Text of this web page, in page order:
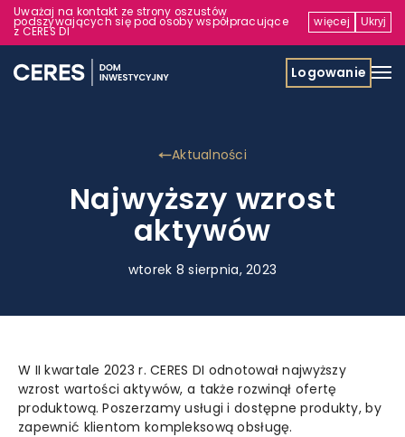
Uważaj na kontakt ze strony oszustów
podszywających się pod osoby współpracujące
z CERES DI
więcej Ukryj
Logowanie
Aktualności
Najwyższy wzrost
aktywów
wtorek 8 sierpnia, 2023
W II kwartale 2023 r. CERES DI odnotował najwyższy
wzrost wartości aktywów, a także rozwinął ofertę
produktową. Poszerzamy usługi i dostępne produkty, by
zapewnić klientom kompleksową obsługę.